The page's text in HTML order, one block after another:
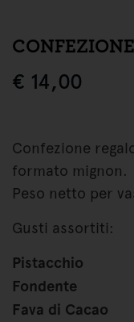
€ 14,00
Confezione
formato mignon.
Peso netto per
Gusti assortiti:
Pistacchio
Fondente
Fava di Cacao